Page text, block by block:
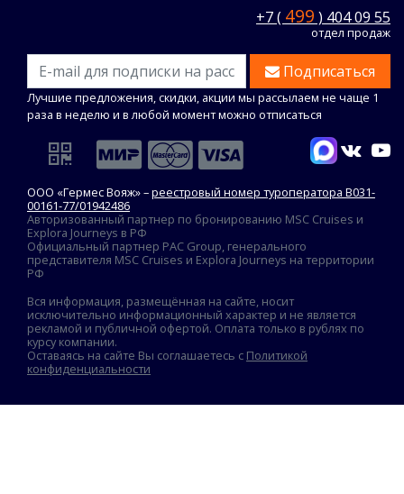
+7 ( 499 ) 404 09 55
отдел продаж
Подписаться
Лучшие предложения, скидки, акции мы рассылаем не чаще 1
раза в неделю и в любой момент можно отписаться
ООО «Гермес Вояж» –реестровый номер туроператора В031-
00161-77/01942486
Авторизованный партнер по бронированию MSC Cruises и
Explora Journeys в РФ
Официальный партнер PAC Group, генерального
представителя MSC Cruises и Explora Journeys на территории
РФ
Вся информация, размещённая на сайте, носит
исключительно информационный характер и не является
рекламой и публичной офертой. Оплата только в рублях по
курсу компании.
Оставаясь на сайте Вы соглашаетесь с Политикой
конфиденциальности